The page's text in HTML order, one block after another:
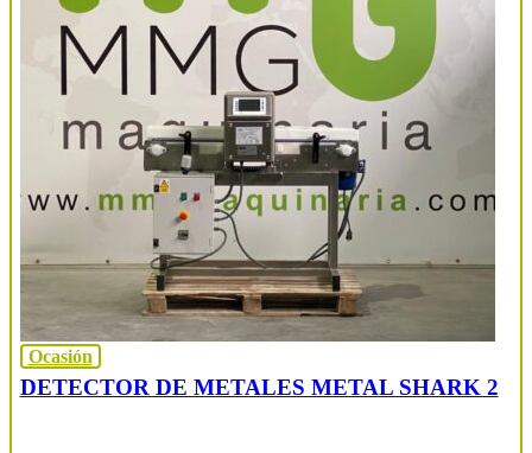
Ocasión
DETECTOR DE METALES METAL SHARK 2